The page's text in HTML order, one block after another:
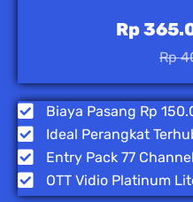
Rp
Rp
Biaya Pasang Rp
Ideal Perangkat
Entry Pack 77 Channel
OTT Vidio Platinum